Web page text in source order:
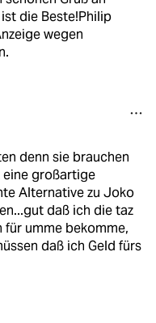
die Beste!Philip
wegen
denn sie brauchen
eine großartige
Alternative zu Joko
daß ich die taz
umme bekomme,
daß ich Geld fürs